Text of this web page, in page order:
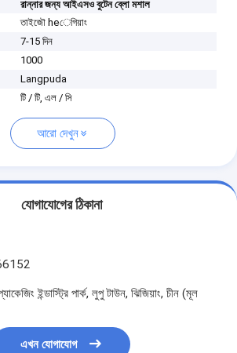
রান্নার জন্য আইএসও বুটেন ব্লো মশাল
তাইজৌ heেগিয়াং
7-15 দিন
1000
Langpuda
টি / টি, এল / সি
আরো দেখুন
যোগাযোগের ঠিকানা
ইন্ডাস্ট্রি পার্ক, লুপু টাউন, ঝিজিয়াং, চীন (মূল
এখন যোগাযোগ